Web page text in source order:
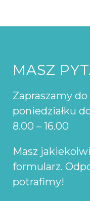
MASZ
Zapraszamy
poniedziałku
8.00 – 16.00
Masz
formularz.
potrafimy!